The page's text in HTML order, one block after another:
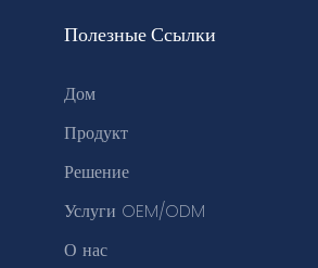
Полезные Ссылки
Дом
Продукт
Решение
Услуги OEM/ODM
О нас